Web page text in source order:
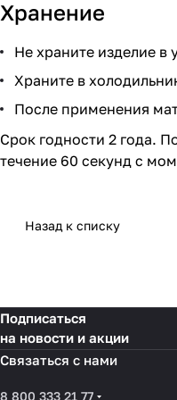
Хранение
Не храните изделие
Храните в
После применения
Срок годности 2 года.
течение 60 секунд с
Назад к списку
Подписаться
на новости и акции
Связаться с нами
8 800 333 21 77